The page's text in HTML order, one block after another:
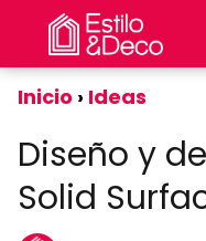
Inicio Ideas
Diseño y
Solid